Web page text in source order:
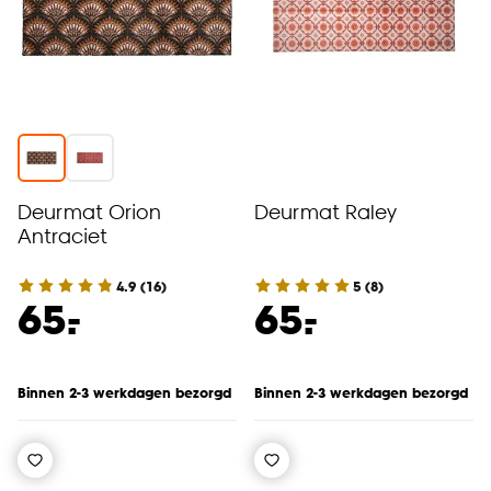
Deurmat Orion
Antraciet
4.9 (16)
65.
-
Binnen 2-3 werkdagen bezorgd
Deurmat Raley
5 (8)
65.
-
Binnen 2-3 werkdagen bezorgd